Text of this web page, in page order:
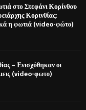
στο Στεφάνι Κορίνθου
Κορινθίας:
η φωτιά (video-φώτο)
– Ενισχύθηκαν οι
(video-φωτο)